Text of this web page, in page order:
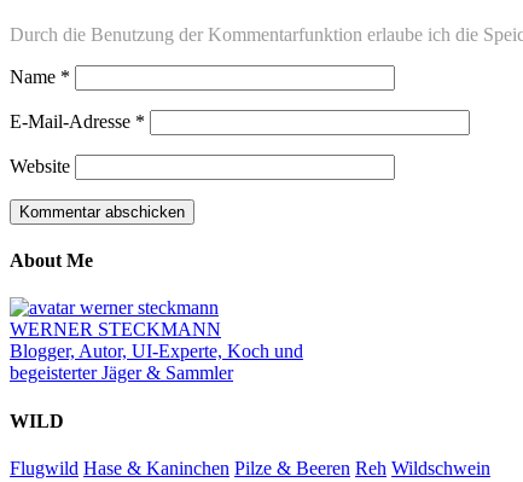
Durch die Benutzung der Kommentarfunktion erlaube ich die
Name *
E-Mail-Adresse *
Website
About Me
WERNER STECKMANN
Blogger, Autor, UI-Experte, Koch und
begeisterter Jäger & Sammler
WILD
Flugwild Hase & Kaninchen Pilze & Beeren Reh Wildschwein